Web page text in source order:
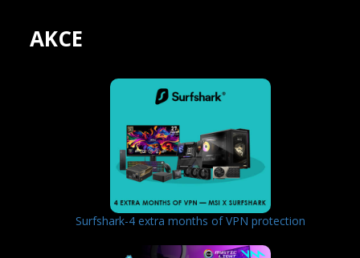
AKCE
Surfshark-4 extra months of VPN protection